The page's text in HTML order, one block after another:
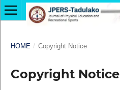
HOME / Copyright Notice
Copyright Notice